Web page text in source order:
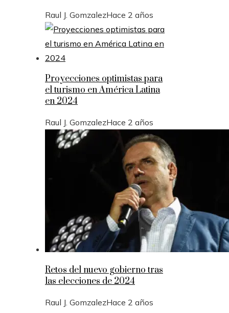
Raul J. GomzalezHace 2 años
Proyecciones optimistas para
el turismo en América Latina
en 2024
Raul J. GomzalezHace 2 años
Retos del nuevo gobierno tras
las elecciones de 2024
Raul J. GomzalezHace 2 años